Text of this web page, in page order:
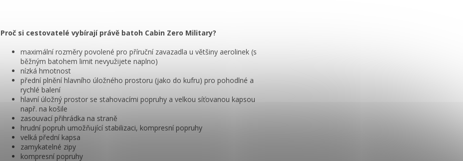
Proč si cestovatelé vybírají právě batoh Cabin Zero Military?
maximální rozměry povolené pro příruční zavazadla u většiny aerolinek (s
běžným batohem limit nevyužijete naplno)
nízká hmotnost
přední plnění hlavního úložného prostoru (jako do kufru) pro pohodlné a
rychlé balení
hlavní úložný prostor se stahovacími popruhy a velkou síťovanou kapsou
např. na košile
zasouvací přihrádka na straně
hrudní popruh umožňující stabilizaci, kompresní popruhy
velká přední kapsa
zamykatelné zipy
kompresní popruhy